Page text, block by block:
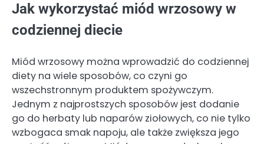
Jak wykorzystać miód wrzosowy w
codziennej diecie
Miód wrzosowy można wprowadzić do codziennej
diety na wiele sposobów, co czyni go
wszechstronnym produktem spożywczym.
Jednym z najprostszych sposobów jest dodanie
go do herbaty lub naparów ziołowych, co nie tylko
wzbogaca smak napoju, ale także zwiększa jego